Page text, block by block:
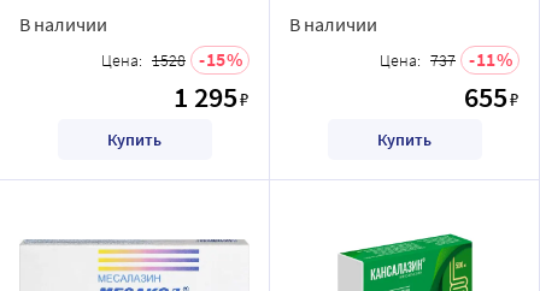
В наличии
Цена: 1528 15
1 295₽
Купить
В наличии
Цена: 737 11
655₽
Купить